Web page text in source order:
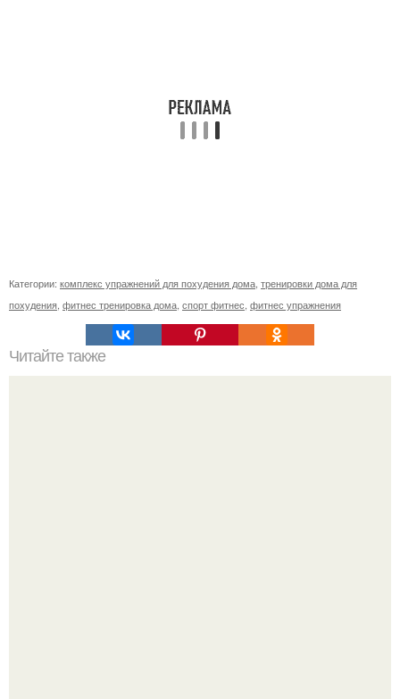
Категории: комплекс упражнений для похудения дома тренировки дома для
похудения фитнес тренировка дома спорт фитнес фитнес упражнения
Читайте также